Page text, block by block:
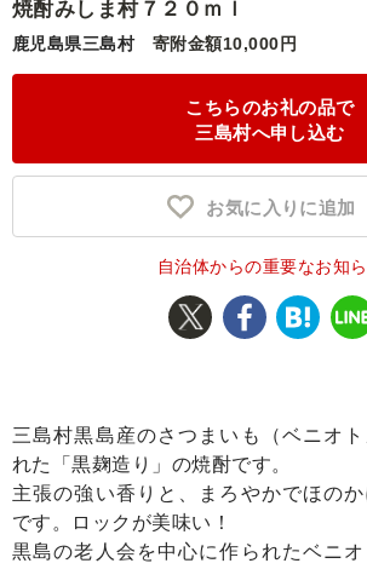
控除額シミュレータ
焼酎みしま村７２０ｍｌ
鹿児島県三島村 寄附金額10,000円
こちらのお礼の品で
三島村へ申し込む
お気に入りに追加
自治体からの重要なお知
三島村黒島産のさつまいも（ベニオ
れた「黒麹造り」の焼酎です。
主張の強い香りと、まろやかでほの
です。ロックが美味い！
黒島の老人会を中心に作られたベニ